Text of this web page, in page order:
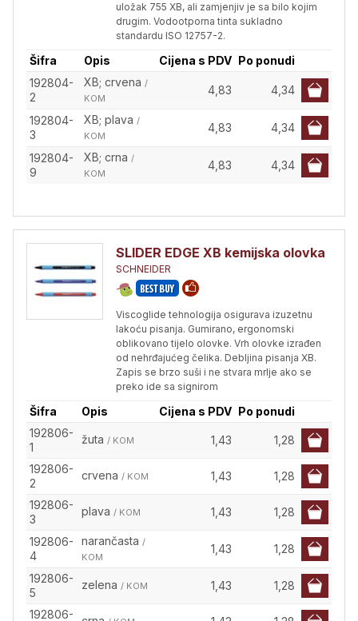
uložak 755 XB, ali zamjenjiv je sa bilo kojim
drugim. Vodootporna tinta sukladno
standardu ISO 12757-2.
Šifra Opis Cijena s PDV Po ponudi
192804-
2
XB; crvena /
KOM
4,83 4,34
192804-
3
XB; plava /
KOM
4,83 4,34
192804-
9
XB; crna /
KOM
4,83 4,34
SLIDER EDGE XB kemijska olovka
SCHNEIDER
Viscoglide tehnologija osigurava izuzetnu
lakoću pisanja. Gumirano, ergonomski
oblikovano tijelo olovke. Vrh olovke izrađen
od nehrđajućeg čelika. Debljina pisanja XB.
Zapis se brzo suši i ne stvara mrlje ako se
preko ide sa signirom
Šifra Opis Cijena s PDV Po ponudi
192806-
1
žuta / KOM 1,43 1,28
192806-
2
crvena / KOM 1,43 1,28
192806-
3
plava / KOM 1,43 1,28
192806-
4
narančasta /
KOM
1,43 1,28
192806-
5
zelena / KOM 1,43 1,28
192806-